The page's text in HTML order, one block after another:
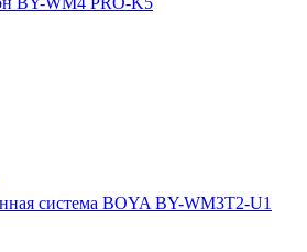
система BOYA BY-WM3T2-U1